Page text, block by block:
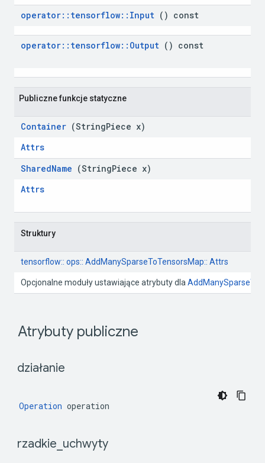
operator:: tensorflow:: Input () const
operator:: tensorflow:: Output () const
Publiczne funkcje statyczne
Container (StringPiece x)
Attrs
SharedName (StringPiece x)
Attrs
Struktury
tensorflow:: ops:: AddManySparseToTensorsMap:: Attrs
Opcjonalne moduły ustawiające atrybuty dla
Atrybuty publiczne
działanie
Operation operation
rzadkie uchwyty